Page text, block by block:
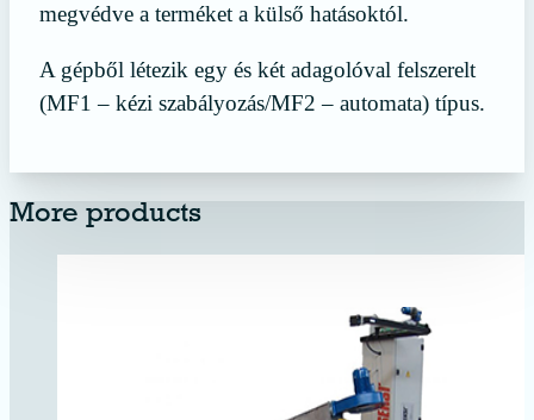
megvédve a terméket a külső hatásoktól.
A gépből létezik egy és két adagolóval felszerelt
(MF1 – kézi szabályozás/MF2 – automata) típus.
More products